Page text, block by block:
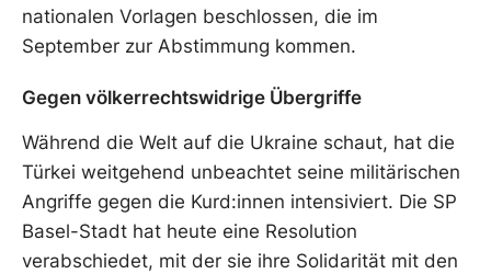
nationalen Vorlagen beschlossen, die im
September zur Abstimmung kommen.
Gegen völkerrechtswidrige Übergriffe
Während die Welt auf die Ukraine schaut, hat die
Türkei weitgehend unbeachtet seine militärischen
Angriffe gegen die Kurd:innen intensiviert. Die SP
Basel-Stadt hat heute eine Resolution
verabschiedet, mit der sie ihre Solidarität mit den